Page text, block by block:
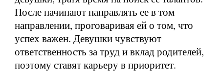
После начинают направлять ее в том
направлении, проговаривая ей о том, что
успех важен. Девушки чувствуют
ответственность за труд и вклад родителей,
поэтому ставят карьеру в приоритет.